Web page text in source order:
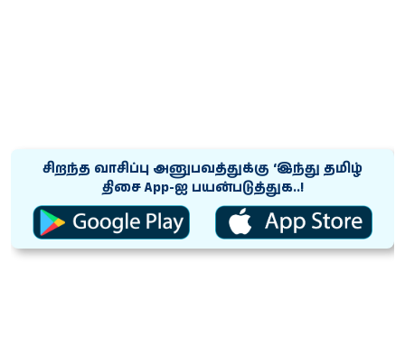
சிறந்த வாசிப்பு அனுபவத்துக்கு ‘இந்து தமிழ்
திசை App-ஐ பயன்படுத்துக..!